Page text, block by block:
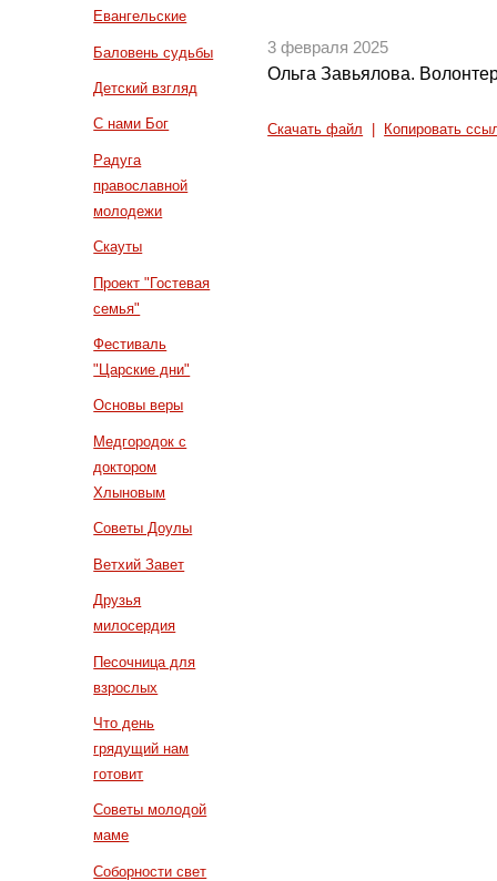
Евангельские
Баловень судьбы
Детский взгляд
С нами Бог
Радуга
православной
молодежи
Скауты
Проект "Гостевая
семья"
Фестиваль
"Царские дни"
Основы веры
Медгородок с
доктором
Хлыновым
Советы Доулы
Ветхий Завет
Друзья
милосердия
Песочница для
взрослых
Что день
грядущий нам
готовит
Советы молодой
маме
Соборности свет
3 февраля 2025
Ольга Завьялова.
Скачать файл Копировать